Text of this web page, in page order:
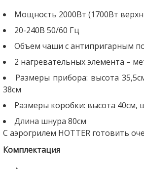
Мощность 2000Вт (1700Вт
20-240В 50/60 Гц
Объем чаши с антипригарным
2 нагревательных элемента –
Размеры прибора: высота
38см
Размеры коробки: высота 40см,
Длина шнура 80см
С аэрогрилем HOTTER готовить
Комплектация